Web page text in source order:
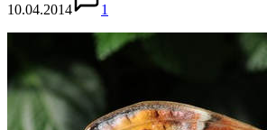
10.04.2014 1